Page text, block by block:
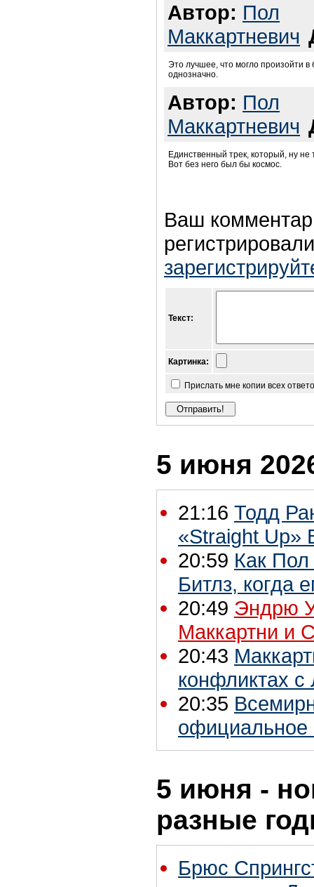
Автор: Пол
Маккартневич
Это лучшее, что могло произойти
однозначно.
Автор: Пол
Маккартневич
Единственный трек, который, ну
Вот без него был бы космос.
Ваш
Текст:
Картинка:
Прислать мне копии всех
5 июня
21:16 Тодд
«Straight Up»
20:59 Как
Битлз, когда
20:49 Эндрю
Маккартни и
20:43
конфликтах
20:35
официальное
5 июня -
разные
Брюс